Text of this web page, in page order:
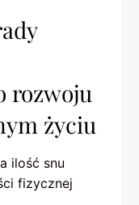
rozwoju
życiu
ilość snu
fizycznej